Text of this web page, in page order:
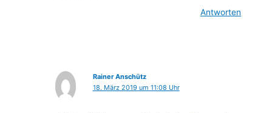
Antworten
Rainer Anschütz
18. März 2019 um 11:08 Uhr